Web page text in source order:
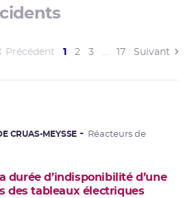
Précédent 1 (current)
2 3 … 17 Suivant
CRUAS-MEYSSE
Réacteurs de
durée d’indisponibilité d’une
des tableaux électriques